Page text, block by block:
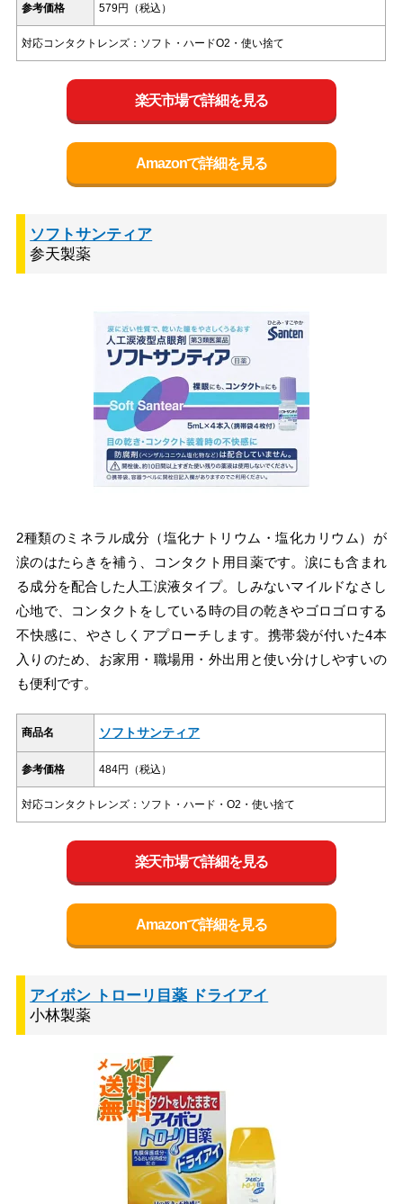
参考価格 579円（税込）
対応コンタクトレンズ：ソフト・ハードO2・使い捨て
楽天市場で詳細を見る
Amazonで詳細を見る
ソフトサンティア
参天製薬
2種類のミネラル成分（塩化ナトリウム・塩化カリウム）が
涙のはたらきを補う、コンタクト用目薬です。涙にも含まれ
る成分を配合した人工涙液タイプ。しみないマイルドなさし
心地で、コンタクトをしている時の目の乾きやゴロゴロする
不快感に、やさしくアプローチします。携帯袋が付いた4本
入りのため、お家用・職場用・外出用と使い分けしやすいの
も便利です。
商品名 ソフトサンティア
参考価格 484円（税込）
対応コンタクトレンズ：ソフト・ハード・O2・使い捨て
楽天市場で詳細を見る
Amazonで詳細を見る
アイボン トローリ目薬 ドライアイ
小林製薬